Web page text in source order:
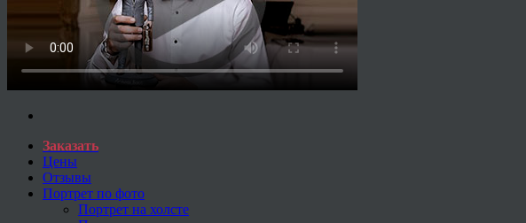
Заказать
Цены
Отзывы
Портрет по фото
Портрет на холсте